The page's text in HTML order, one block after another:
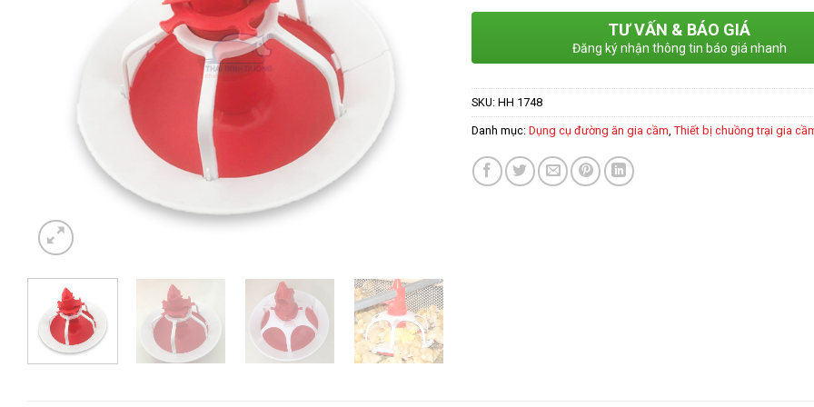
TƯ VẤN & BÁO GIÁ
Đăng ký nhận thông tin báo giá nhanh
SKU: HH 1748
Danh mục: Dụng cụ đường ăn gia cầm Thiết bị chuồng trại gia